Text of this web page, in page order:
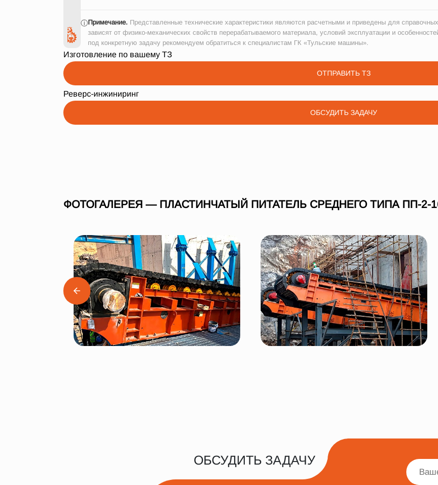
ⓘПримечание. Представленные технические характеристики являются расчетными и приведены для
зависят от физико-механических свойств перерабатываемого материала, условий эксплуатации и
под конкретную задачу рекомендуем обратиться к специалистам ГК «Тульские машины».
Изготовление по вашему ТЗ
ОТПРАВИТЬ ТЗ
Реверс-инжиниринг
ОБСУДИТЬ ЗАДАЧУ
ФОТОГАЛЕРЕЯ — ПЛАСТИНЧАТЫЙ ПИТАТЕЛЬ СРЕДНЕГО ТИПА ПП-2-
ОБСУДИТЬ ЗАДАЧУ